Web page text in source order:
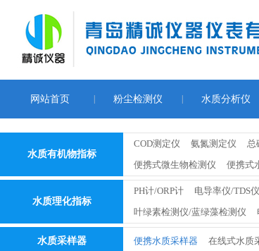
网站首页 粉尘检测仪 水质分析仪
水质有机物指标
COD测定仪 氨氮测定仪 总
便携式微生物检测仪
便携式
水质理化指标
PH计/ORP计 电导率仪/TDS仪
叶绿素检测仪/蓝绿藻检测仪
水质采样器 便携水质采样器 在线式水质